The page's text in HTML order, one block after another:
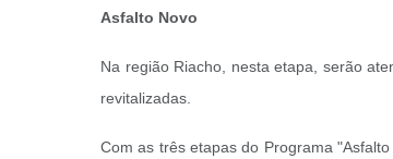
Asfalto Novo
Na região Riacho, nesta etapa, serão
revitalizadas.
Com as três etapas do Programa